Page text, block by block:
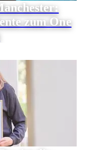
zum One